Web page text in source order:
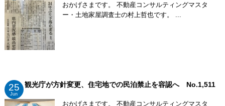
おかげさまです。 不動産コンサルティングマスタ
ー・土地家屋調査士の村上哲也です。 ...
25
Jun
観光庁が方針変更、住宅地での民泊禁止を容認へ No.1,511
おかげさまです。 不動産コンサルティングマスタ